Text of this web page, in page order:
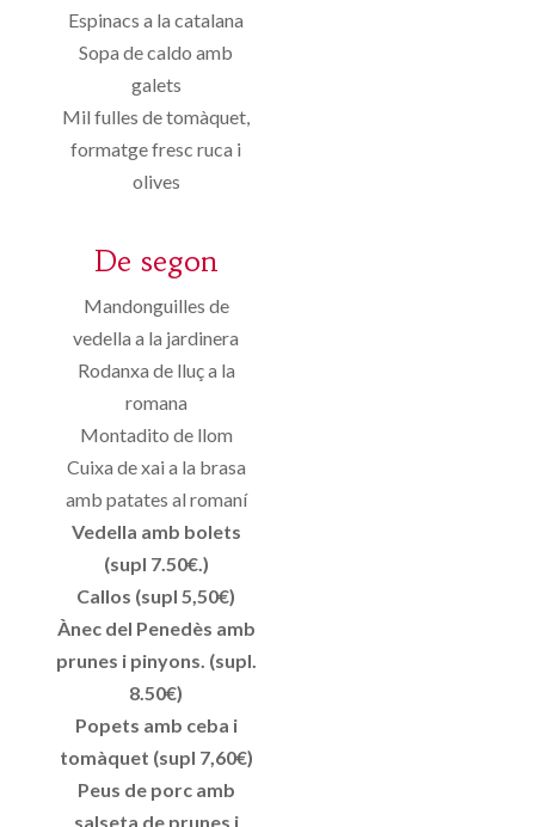
Espinacs a la catalana
Sopa de caldo amb
galets
Mil fulles de tomàquet,
formatge fresc ruca i
olives
De segon
Mandonguilles de
vedella a la jardinera
Rodanxa de lluç a la
romana
Montadito de llom
Cuixa de xai a la brasa
amb patates al romaní
Vedella amb bolets
(supl 7.50€.)
Callos (supl 5,50€)
Ànec del Penedès amb
prunes i pinyons. (supl.
8.50€)
Popets amb ceba i
tomàquet (supl 7,60€)
Peus de porc amb
salseta de prunes i